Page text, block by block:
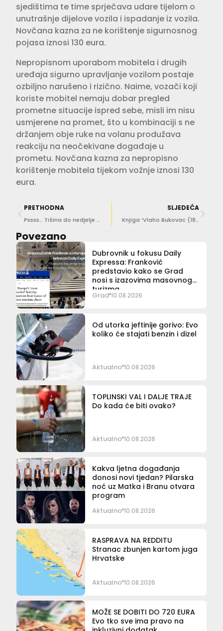
sjedištima te time sprječava udare tijelom o
unutrašnje dijelove vozila i ispadanje iz vozila.
Novčana kazna za ne korištenje sigurnosnog
pojasa iznosi 130 eura.
Nepropisnom uporabom mobitela i drugih
uređaja sigurno upravljanje vozilom postaje
ozbiljno narušeno i rizično. Naime, vozači koji
koriste mobitel nemaju dobar pregled
prometne situacije ispred sebe, misli im nisu
usmjerene na promet, što u kombinaciji s ne
držanjem obje ruke na volanu produžava
reakciju na neočekivane događaje u
prometu. Novčana kazna za nepropisno
korištenje mobitela tijekom vožnje iznosi 130
eura.
PRETHODNA
Pssss… Tišina do nedjelje u 19 sati!
SLJEDEĆA
Knjiga ‘Vlaho Bukovac (1855 – 1922) autora Igora Zidića predstavljena u Zagrebu
Povezano
Dubrovnik u fokusu Daily
Expressa: Franković
predstavio kako se Grad
nosi s izazovima masovnog
turizma
Grad 10.08.2026
Od utorka jeftinije gorivo: Evo
koliko će stajati benzin i dizel
Aktualno 10.08.2026
TOPLINSKI VAL I DALJE TRAJE
Do kada će biti ovako?
Aktualno 10.08.2026
Kakva ljetna događanja
donosi novi tjedan? Pilarska
noć uz Matka i Branu otvara
program
Aktualno 10.08.2026
RASPRAVA NA REDDITU
Stranac zbunjen kartom juga
Hrvatske
Aktualno 10.08.2026
MOŽE SE DOBITI DO 720 EURA
Evo tko sve ima pravo na